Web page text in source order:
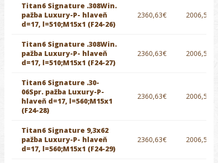
Titan6 Signature .308Win.
pažba Luxury-P- hlaveň
d=17, l=510;M15x1 (F24-26)
2360,63€ 2006,54€
Titan6 Signature .308Win.
pažba Luxury-P- hlaveň
d=17, l=510;M15x1 (F24-27)
2360,63€ 2006,54€
Titan6 Signature .30-
06Spr. pažba Luxury-P-
hlaveň d=17, l=560;M15x1
(F24-28)
2360,63€ 2006,54€
Titan6 Signature 9,3x62
pažba Luxury-P- hlaveň
d=17, l=560;M15x1 (F24-29)
2360,63€ 2006,54€